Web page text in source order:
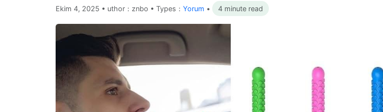
Ekim 4, 2025 • uthor：znbo • Types： Yorum • 4 minute read